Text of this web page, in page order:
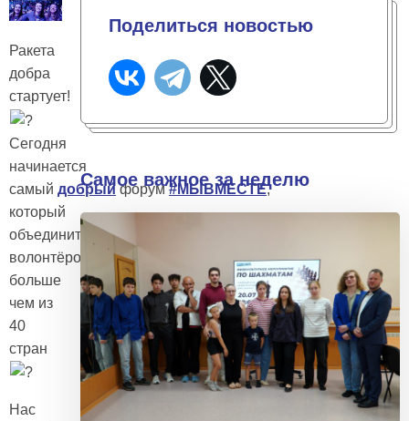
Ракета
добра
стартует!
Сегодня
начинается
самый добрыйфорум#МЫВМЕСТЕ,
который
объединит
волонтёров
больше
чем из
40
стран
Нас
Поделиться новостью
Самое важное за неделю